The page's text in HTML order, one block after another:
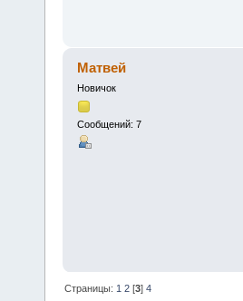
Матвей
Новичок
Сообщений: 7
Страницы: 1 2 [3]4